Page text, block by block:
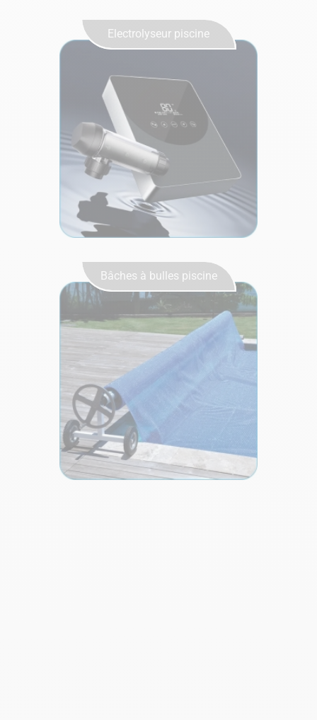
Electrolyseur piscine
Bâches à bulles piscine